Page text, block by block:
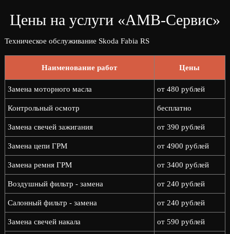
Цены на услуги «АМВ-Сервис»
Техническое обслуживание Skoda Fabia RS
Наименование работ Цены
Замена моторного масла от 480 рублей
Контрольный осмотр бесплатно
Замена свечей зажигания от 390 рублей
Замена цепи ГРМ от 4900 рублей
Замена ремня ГРМ от 3400 рублей
Воздушный фильтр - замена от 240 рублей
Салонный фильтр - замена от 240 рублей
Замена свечей накала от 590 рублей